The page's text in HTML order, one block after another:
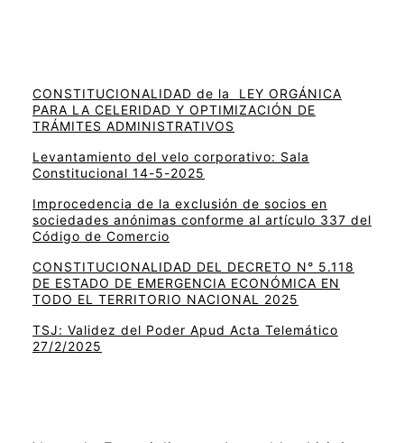
CONSTITUCIONALIDAD de la LEY ORGÁNICA
PARA LA CELERIDAD Y OPTIMIZACIÓN DE
TRÁMITES ADMINISTRATIVOS
Levantamiento del velo corporativo: Sala
Constitucional 14-5-2025
Improcedencia de la exclusión de socios en
sociedades anónimas conforme al artículo 337 del
Código de Comercio
CONSTITUCIONALIDAD DEL DECRETO N° 5.118
DE ESTADO DE EMERGENCIA ECONÓMICA EN
TODO EL TERRITORIO NACIONAL 2025
TSJ: Validez del Poder Apud Acta Telemático
27/2/2025